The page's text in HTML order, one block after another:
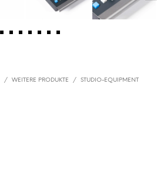
/ WEITERE PRODUKTE / STUDIO-EQUIPMENT